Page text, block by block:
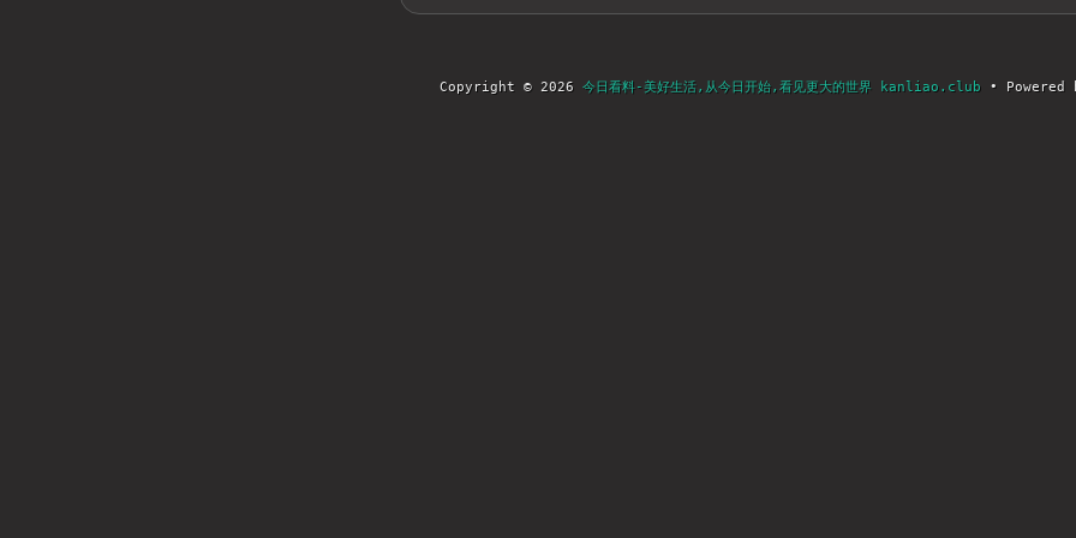
Copyright © 2026 今日看料-美好生活,从今日开始,看见更大的世界 kanliao.club • Powered